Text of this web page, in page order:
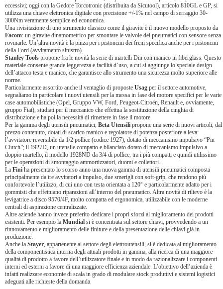
eccessivi; oggi con la Gedore Torcotronic (distribuita da Sicutool), articolo 810GL e GP, si
utilizza una chiave elettronica digitale con precisione +/-1% nel campo di serraggio 30-
300Nm veramente semplice ed economica.
Una rivisitazione di uno strumento classico come il giravite è il nuovo modello proposto da
Facom: un giravite dinamometrico per smontare le valvole dei pneumatici con sensore senza
rovinarle. Un’altra novità è la pinza per i pistoncini dei freni specifica anche per i pistoncini
della Ford (avvitamento sinistro).
Stanley Tools propone fra le novità la serie di martelli Din con manico in fiberglass. Questo
materiale consente grande leggerezza e facilità d’uso, a cui si aggiunge lo speciale design
dell’attacco testa e manico, che garantisce allo strumento una sicurezza molto superiore alle
norme.
Particolarmente assortito anche il ventaglio di proposte Usag per il settore automotive,
segnaliamo in particolare i nuovi utensili per la messa in fase del motore specifici per le varie
case automobilistiche (Opel, Gruppo VW, Ford, Peugeot-Citroën, Renault e, ovviamente,
gruppo Fiat), studiati per il meccanico che effettua la sostituzione della cinghia di
distribuzione e ha poi la necessità di rimettere in fase il motore.
Per la gamma degli utensili pneumatici, Beta Utensili propone una serie di nuovi articoli, dal
prezzo contenuto, dotati di scarico manico e regolatore di potenza posteriore a leva:
l’avvitatore reversibile da 1/2 pollice (codice 1927), dotato di meccanismo impulsivo “Pin
Clutch”; il 1927D, un utensile compatto e bilanciato dotato di meccanismo impulsivo a
doppio martello; il modello 1928ND da 3/4 di pollice, tra i più compatti e quindi utilissimo
per le operazioni di smontaggio ammortizzatori, duomi e collettori.
La Fini ha presentato lo scorso anno una nuova gamma di utensili pneumatici composta
principalmente da tre avvitatori a impulso, due smerigli con soft-grip, che rendono più
confortevole l’utilizzo, di cui uno con testa orientata a 120° e particolarmente adatto per i
gommisti che effettuano riparazioni all’interno del pneumatico. Altra novità di rilievo è la
levigatrice a disco 9570/4F, molto compatta ed ergonomica, utilizzabile con le moderne
centrali di aspirazione centralizzate.
Altre aziende hanno invece preferito dedicare i propri sforzi al miglioramento dei prodotti
esistenti. Per esempio la Mundial si è concentrata sul settore chiavi, provvedendo a un
rinnovamento e miglioramento delle finiture e della presentazione delle chiavi già in
produzione.
Anche la Stayer, appartenente al settore degli elettroutensili, si è dedicata al miglioramento
della componentistica interna degli attuali prodotti in gamma, alla ricerca di una maggiore
qualità di prodotto a favore dell’utilizzatore finale e in modo da razionalizzare i componenti
interni ed esterni a favore di una maggiore efficienza aziendale. L’obiettivo dell’azienda è
infatti realizzare economie di scala in grado di modulare stock produttivi e sistemi logistici
adeguati alle richieste della domanda.